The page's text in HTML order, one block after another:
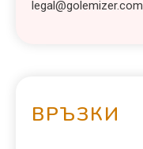
legal@golemizer.com
ВРЪЗКИ